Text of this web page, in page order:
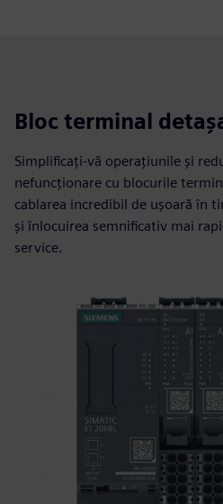
Bloc terminal
Simplificați-vă operațiunile și
nefuncționare cu blocurile
cablarea incredibil de ușoară în
și înlocuirea semnificativ mai
service.